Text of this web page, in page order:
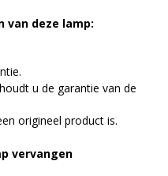
van deze lamp:
u de garantie van de
origineel product is.
vervangen